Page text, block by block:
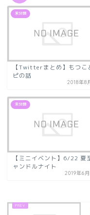
未分類
【Twitterまとめ】もつこ
ピの話
2018年8
未分類
【ミニイベント】6/22 夏
ャンドルナイト
2019年6